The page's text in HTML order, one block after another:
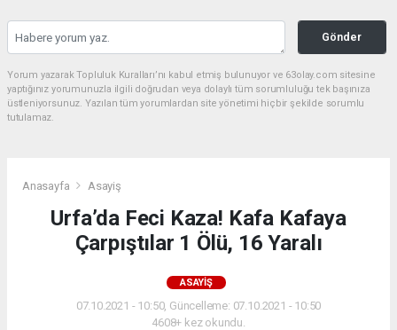
Gönder
Yorum yazarak Topluluk Kuralları’nı kabul etmiş bulunuyor ve 63olay.com sitesine
yaptığınız yorumunuzla ilgili doğrudan veya dolaylı tüm sorumluluğu tek başınıza
üstleniyorsunuz. Yazılan tüm yorumlardan site yönetimi hiçbir şekilde sorumlu
tutulamaz.
Anasayfa Asayiş
Urfa’da Feci Kaza! Kafa Kafaya
Çarpıştılar 1 Ölü, 16 Yaralı
ASAYIŞ
07.10.2021 - 10:50, Güncelleme: 07.10.2021 - 10:50
4608+ kez okundu.